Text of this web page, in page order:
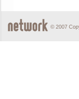
© 2007